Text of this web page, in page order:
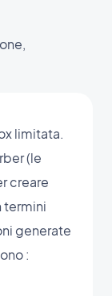
limitata.
(le
creare
termini
generate
: